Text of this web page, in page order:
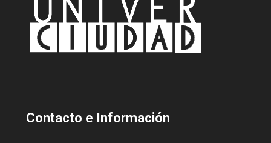
Contacto e Información